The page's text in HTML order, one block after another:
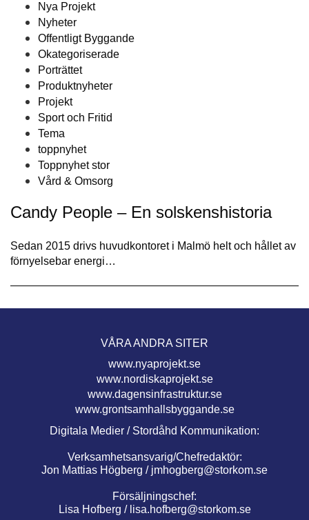
Nya Projekt
Nyheter
Offentligt Byggande
Okategoriserade
Porträttet
Produktnyheter
Projekt
Sport och Fritid
Tema
toppnyhet
Toppnyhet stor
Vård & Omsorg
Candy People – En solskenshistoria
Sedan 2015 drivs huvudkontoret i Malmö helt och hållet av
förnyelsebar energi…
VÅRA ANDRA SITER
www.nyaprojekt.se
www.nordiskaprojekt.se
www.dagensinfrastruktur.se
www.grontsamhallsbyggande.se
Digitala Medier / Stordåhd Kommunikation:
Verksamhetsansvarig/Chefredaktör:
Jon Mattias Högberg / jmhogberg@storkom.se
Försäljningschef:
Lisa Hofberg / lisa.hofberg@storkom.se